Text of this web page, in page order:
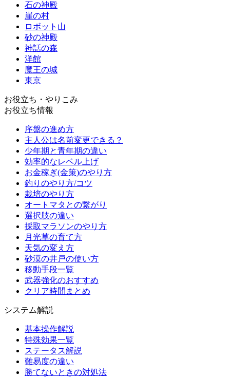
石の神殿
崖の村
ロボット山
砂の神殿
神話の森
洋館
魔王の城
東京
お役立ち・やりこみ
お役立ち情報
序盤の進め方
主人公は名前変更できる？
少年期と青年期の違い
効率的なレベル上げ
お金稼ぎ(金策)のやり方
釣りのやり方/コツ
栽培のやり方
オートマタとの繋がり
選択肢の違い
採取マラソンのやり方
月光草の育て方
天気の変え方
砂漠の井戸の使い方
移動手段一覧
武器強化のおすすめ
クリア時間まとめ
システム解説
基本操作解説
特殊効果一覧
ステータス解説
難易度の違い
勝てないときの対処法